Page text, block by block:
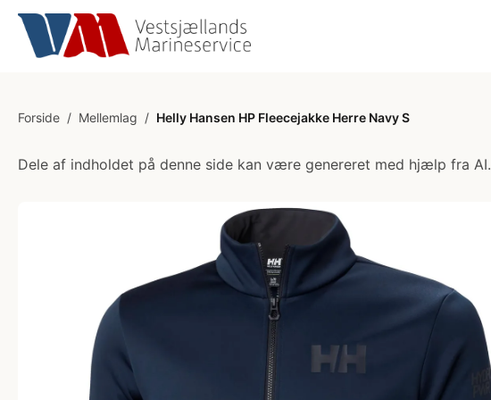
Forside / Mellemlag / Helly Hansen HP Fleecejakke Herre Navy S
Dele af indholdet på denne side kan være genereret med hjælp fra AI.